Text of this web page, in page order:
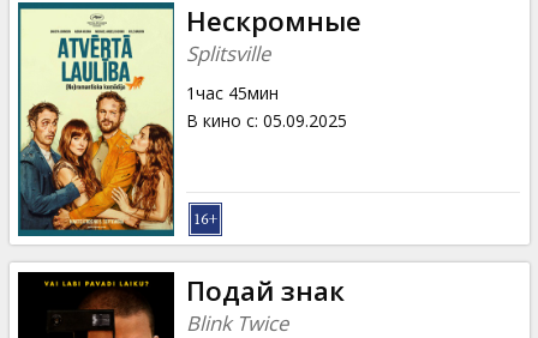
Нескромные
Splitsville
1час 45мин
В кино с: 05.09.2025
Подай знак
Blink Twice